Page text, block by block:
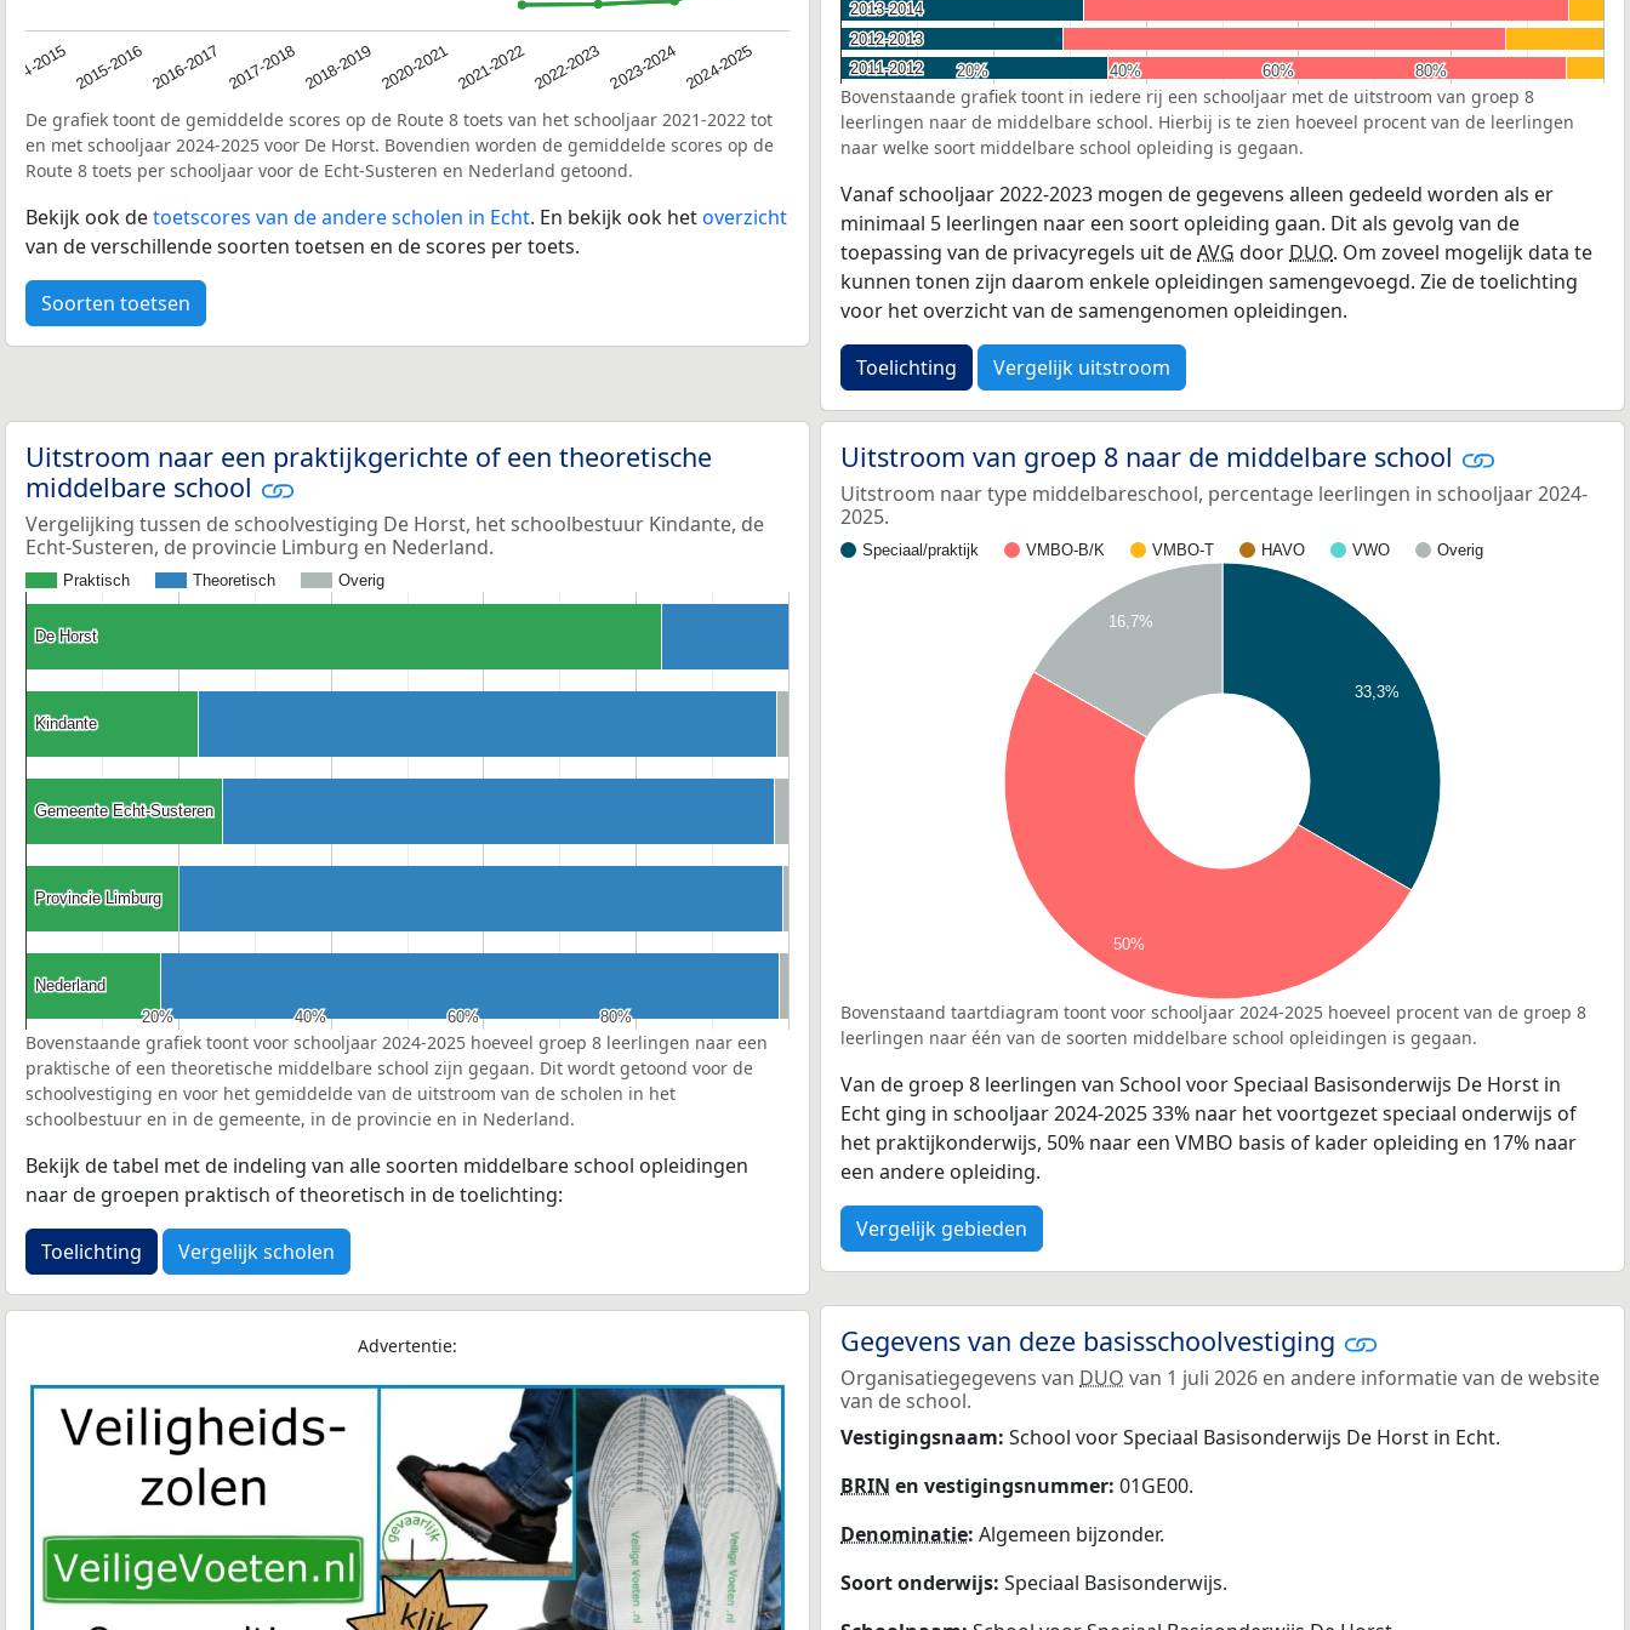
2015 2015-2016 2016-2017 2017-2018 2018-2019 2020-20212021-20222022-2023 2023-2024 2024-2025
De grafiek toont de gemiddelde scores op de Route 8 toets van het schooljaar 2021-2022 tot
en met schooljaar 2024-2025 voor De Horst. Bovendien worden de gemiddelde scores op de
Route 8 toets per schooljaar voor de Echt-Susteren en Nederland getoond.
Bekijk ook detoetscores van de andere scholen in Echt. En bekijk ook hetoverzicht
van de verschillende soorten toetsen en de scores per toets.
Soorten toetsen
20%
20% 40%
40% 60%
60% 80%
80%
2013-2014
2013-2014
2012-2013
2012-2013
2011-2012
2011-2012
Bovenstaande grafiek toont in iedere rij een schooljaar met de uitstroom van groep 8
leerlingen naar de middelbare school. Hierbij is te zien hoeveel procent van de leerlingen
naar welke soort middelbare school opleiding is gegaan.
Vanaf schooljaar 2022-2023 mogen de gegevens alleen gedeeld worden als er
minimaal 5 leerlingen naar een soort opleiding gaan. Dit als gevolg van de
toepassing van de privacyregels uit deAVG door DUO. Om zoveel mogelijk data te
kunnen tonen zijn daarom enkele opleidingen samengevoegd. Zie de toelichting
voor het overzicht van de samengenomen opleidingen.
Toelichting Vergelijk uitstroom
Uitstroom naar een praktijkgerichte of een theoretische
middelbare school
Vergelijking tussen de schoolvestiging De Horst, het schoolbestuur Kindante, de
Echt-Susteren, de provincie Limburg en Nederland.
Praktisch Theoretisch Overig
20%
20% 40%
40% 60%
60% 80%
80%
De Horst
De Horst
Kindante
Kindante
Gemeente Echt-Susteren
Gemeente Echt-Susteren
Provincie Limburg
Provincie Limburg
Nederland
Nederland
Bovenstaande grafiek toont voor schooljaar 2024-2025 hoeveel groep 8 leerlingen naar een
praktische of een theoretische middelbare school zijn gegaan. Dit wordt getoond voor de
schoolvestiging en voor het gemiddelde van de uitstroom van de scholen in het
schoolbestuur en in de gemeente, in de provincie en in Nederland.
Bekijk de tabel met de indeling van alle soorten middelbare school opleidingen
naar de groepen praktisch of theoretisch in de toelichting:
Toelichting Vergelijk scholen
Uitstroom van groep 8 naar de middelbare school
Uitstroom naar type middelbareschool, percentage leerlingen in schooljaar 2024-
2025.
Speciaal/praktijk VMBO-B/K VMBO-T HAVO VWO Overig
33,3%
16,7%
50%
Bovenstaand taartdiagram toont voor schooljaar 2024-2025 hoeveel procent van de groep 8
leerlingen naar één van de soorten middelbare school opleidingen is gegaan.
Van de groep 8 leerlingen van School voor Speciaal Basisonderwijs De Horst in
Echt ging in schooljaar 2024-2025 33% naar het voortgezet speciaal onderwijs of
het praktijkonderwijs, 50% naar een VMBO basis of kader opleiding en 17% naar
een andere opleiding.
Vergelijk gebieden
Advertentie: Gegevens van deze basisschoolvestiging
Organisatiegegevens van DUO van 1 juli 2026 en andere informatie van de website
van de school.
Vestigingsnaam: School voor Speciaal Basisonderwijs De Horst in Echt.
BRIN en vestigingsnummer: 01GE00.
Denominatie: Algemeen bijzonder.
Soort onderwijs: Speciaal Basisonderwijs.